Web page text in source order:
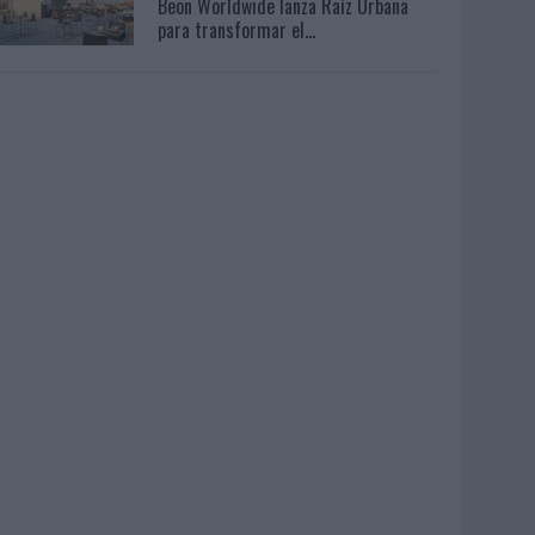
para transformar el...